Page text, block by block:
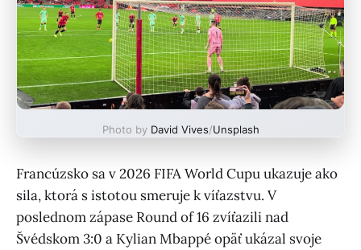
Photo by David Vives/Unsplash
Francúzsko sa v 2026 FIFA World Cupu ukazuje ako
sila, ktorá s istotou smeruje k víťazstvu. V
poslednom zápase Round of 16 zvíťazili nad
Švédskom 3:0 a Kylian Mbappé opäť ukázal svoje